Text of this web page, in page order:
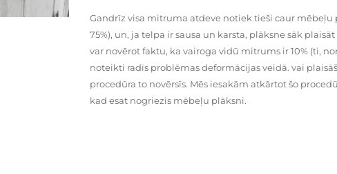
Gandrīz visa mitruma atdeve notiek tieši caur
75%), un, ja telpa ir sausa un karsta, plāksne sāk
var novērot faktu, ka vairoga vidū mitrums ir 10% (ti,
noteikti radīs problēmas deformācijas veidā. vai
procedūra to novērsīs. Mēs iesakām atkārtot šo
kad esat nogriezis mēbeļu plāksni.